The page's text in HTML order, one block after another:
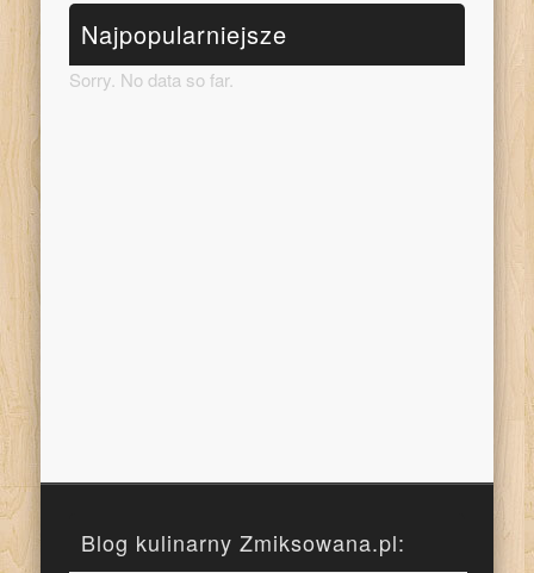
Najpopularniejsze
Sorry. No data so far.
Blog kulinarny Zmiksowana.pl: